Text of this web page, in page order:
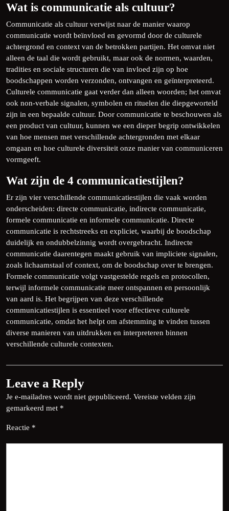
Wat is communicatie als cultuur?
Communicatie als cultuur verwijst naar de manier waarop
communicatie wordt beïnvloed en gevormd door de culturele
achtergrond en context van de betrokken partijen. Het omvat niet
alleen de taal die wordt gebruikt, maar ook de normen, waarden,
tradities en sociale structuren die van invloed zijn op hoe
boodschappen worden verzonden, ontvangen en geïnterpreteerd.
Culturele communicatie gaat verder dan alleen woorden; het omvat
ook non-verbale signalen, symbolen en rituelen die diepgeworteld
zijn in een bepaalde cultuur. Door communicatie te beschouwen als
een product van cultuur, kunnen we een dieper begrip ontwikkelen
van hoe mensen met verschillende achtergronden met elkaar
omgaan en hoe culturele diversiteit onze manier van communiceren
vormgeeft.
Wat zijn de 4 communicatiestijlen?
Er zijn vier verschillende communicatiestijlen die vaak worden
onderscheiden: directe communicatie, indirecte communicatie,
formele communicatie en informele communicatie. Directe
communicatie is rechtstreeks en expliciet, waarbij de boodschap
duidelijk en ondubbelzinnig wordt overgebracht. Indirecte
communicatie daarentegen maakt gebruik van impliciete signalen,
zoals lichaamstaal of context, om de boodschap over te brengen.
Formele communicatie volgt vastgestelde regels en protocollen,
terwijl informele communicatie meer ontspannen en persoonlijk
van aard is. Het begrijpen van deze verschillende
communicatiestijlen is essentieel voor effectieve culturele
communicatie, omdat het helpt om afstemming te vinden tussen
diverse manieren van uitdrukken en interpreteren binnen
verschillende culturele contexten.
Leave a Reply
Je e-mailadres wordt niet gepubliceerd. Vereiste velden zijn
gemarkeerd met *
Reactie *